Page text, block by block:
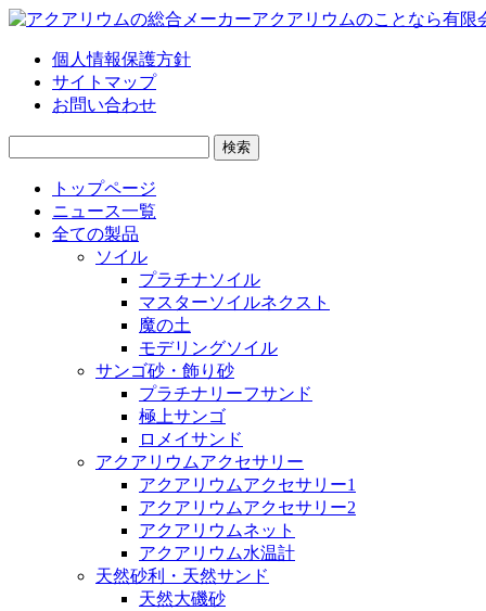
個人情報保護方針
サイトマップ
お問い合わせ
トップページ
ニュース一覧
全ての製品
ソイル
プラチナソイル
マスターソイルネクスト
魔の土
モデリングソイル
サンゴ砂・飾り砂
プラチナリーフサンド
極上サンゴ
ロメイサンド
アクアリウムアクセサリー
アクアリウムアクセサリー1
アクアリウムアクセサリー2
アクアリウムネット
アクアリウム水温計
天然砂利・天然サンド
天然大磯砂